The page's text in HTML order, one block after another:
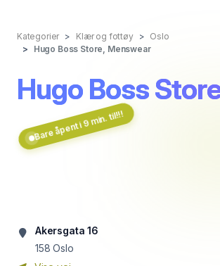
Kategorier Klær og fottøy
Oslo
Hugo Boss Store, Menswear
Hugo Boss
Bare åpent i 9 min. til!!!
Akersgata 16
158 Oslo